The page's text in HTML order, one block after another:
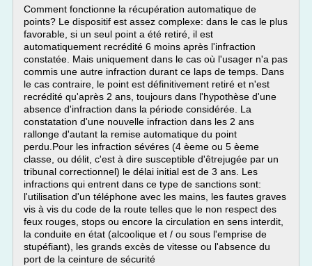
Comment fonctionne la récupération automatique de
points? Le dispositif est assez complexe: dans le cas le plus
favorable, si un seul point a été retiré, il est
automatiquement recrédité 6 moins après l'infraction
constatée. Mais uniquement dans le cas où l'usager n'a pas
commis une autre infraction durant ce laps de temps. Dans
le cas contraire, le point est définitivement retiré et n'est
recrédité qu'après 2 ans, toujours dans l'hypothèse d'une
absence d'infraction dans la période considérée. La
constatation d'une nouvelle infraction dans les 2 ans
rallonge d'autant la remise automatique du point
perdu.Pour les infraction sévéres (4 èeme ou 5 èeme
classe, ou délit, c'est à dire susceptible d'êtrejugée par un
tribunal correctionnel) le délai initial est de 3 ans. Les
infractions qui entrent dans ce type de sanctions sont:
l'utilisation d'un téléphone avec les mains, les fautes graves
vis à vis du code de la route telles que le non respect des
feux rouges, stops ou encore la circulation en sens interdit,
la conduite en état (alcoolique et / ou sous l'emprise de
stupéfiant), les grands excès de vitesse ou l'absence du
port de la ceinture de sécurité